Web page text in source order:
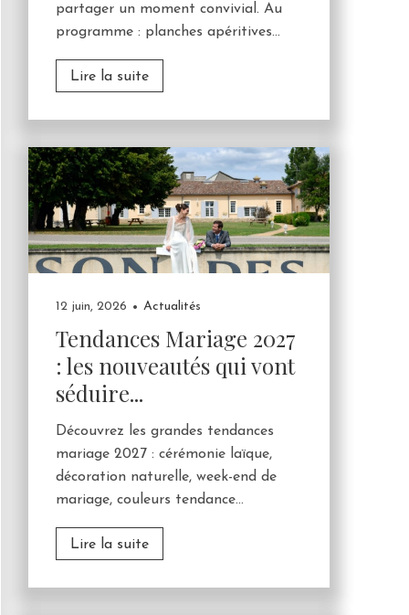
partager un moment convivial. Au
programme : planches apéritives...
Lire la suite
12 juin, 2026 Actualités
Tendances Mariage 2027
: les nouveautés qui vont
séduire...
Découvrez les grandes tendances
mariage 2027 : cérémonie laïque,
décoration naturelle, week-end de
mariage, couleurs tendance...
Lire la suite